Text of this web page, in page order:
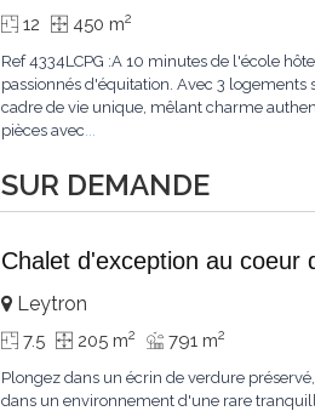
SUR DEMANDE
12 450 m2
Ref 4334LCPG :A 10 minutes de l'école
passionnés d'équitation. Avec 3
cadre de vie unique, mêlant charme
pièces avec...
Chalet d'exception au coeur
Leytron
7.5 205 m2 791 m2
Plongez dans un écrin de verdure
dans un environnement d'une rare